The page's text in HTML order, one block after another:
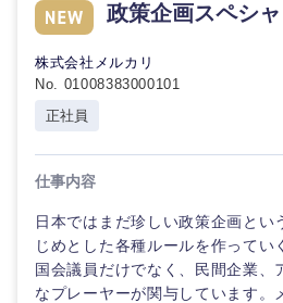
石川県
山梨県
政策企画スペシャ
株式会社メルカリ
No. 01008383000101
正社員
仕事内容
日本ではまだ珍しい政策企画とい
じめとした各種ルールを作ってい
国会議員だけでなく、民間企業、
なプレーヤーが関与しています。